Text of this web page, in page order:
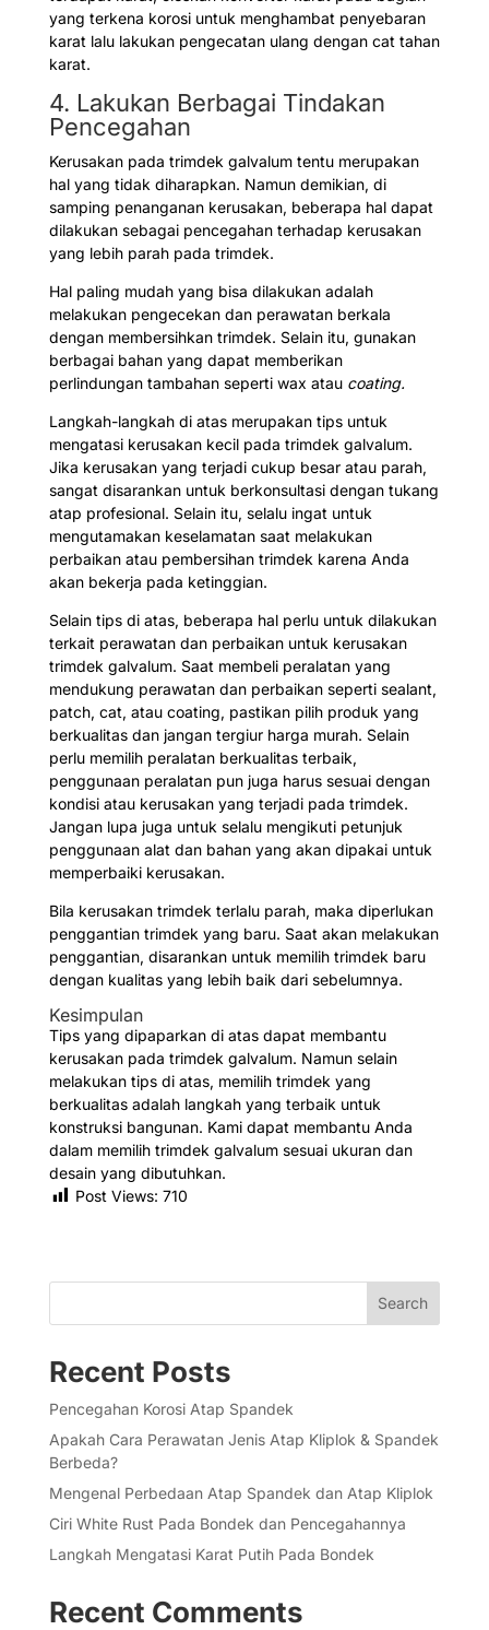
yang terkena korosi untuk menghambat penyebaran
karat lalu lakukan pengecatan ulang dengan cat tahan
karat.
4. Lakukan Berbagai Tindakan
Pencegahan
Kerusakan pada trimdek galvalum tentu merupakan
hal yang tidak diharapkan. Namun demikian, di
samping penanganan kerusakan, beberapa hal dapat
dilakukan sebagai pencegahan terhadap kerusakan
yang lebih parah pada trimdek.
Hal paling mudah yang bisa dilakukan adalah
melakukan pengecekan dan perawatan berkala
dengan membersihkan trimdek. Selain itu, gunakan
berbagai bahan yang dapat memberikan
perlindungan tambahan seperti wax atau coating.
Langkah-langkah di atas merupakan tips untuk
mengatasi kerusakan kecil pada trimdek galvalum.
Jika kerusakan yang terjadi cukup besar atau parah,
sangat disarankan untuk berkonsultasi dengan tukang
atap profesional. Selain itu, selalu ingat untuk
mengutamakan keselamatan saat melakukan
perbaikan atau pembersihan trimdek karena Anda
akan bekerja pada ketinggian.
Selain tips di atas, beberapa hal perlu untuk dilakukan
terkait perawatan dan perbaikan untuk kerusakan
trimdek galvalum. Saat membeli peralatan yang
mendukung perawatan dan perbaikan seperti sealant,
patch, cat, atau coating, pastikan pilih produk yang
berkualitas dan jangan tergiur harga murah. Selain
perlu memilih peralatan berkualitas terbaik,
penggunaan peralatan pun juga harus sesuai dengan
kondisi atau kerusakan yang terjadi pada trimdek.
Jangan lupa juga untuk selalu mengikuti petunjuk
penggunaan alat dan bahan yang akan dipakai untuk
memperbaiki kerusakan.
Bila kerusakan trimdek terlalu parah, maka diperlukan
penggantian trimdek yang baru. Saat akan melakukan
penggantian, disarankan untuk memilih trimdek baru
dengan kualitas yang lebih baik dari sebelumnya.
Kesimpulan
Tips yang dipaparkan di atas dapat membantu
kerusakan pada trimdek galvalum. Namun selain
melakukan tips di atas, memilih trimdek yang
berkualitas adalah langkah yang terbaik untuk
konstruksi bangunan. Kami dapat membantu Anda
dalam memilih trimdek galvalum sesuai ukuran dan
desain yang dibutuhkan.
Post Views: 710
Search
Recent Posts
Pencegahan Korosi Atap Spandek
Apakah Cara Perawatan Jenis Atap Kliplok & Spandek
Berbeda?
Mengenal Perbedaan Atap Spandek dan Atap Kliplok
Ciri White Rust Pada Bondek dan Pencegahannya
Langkah Mengatasi Karat Putih Pada Bondek
Recent Comments